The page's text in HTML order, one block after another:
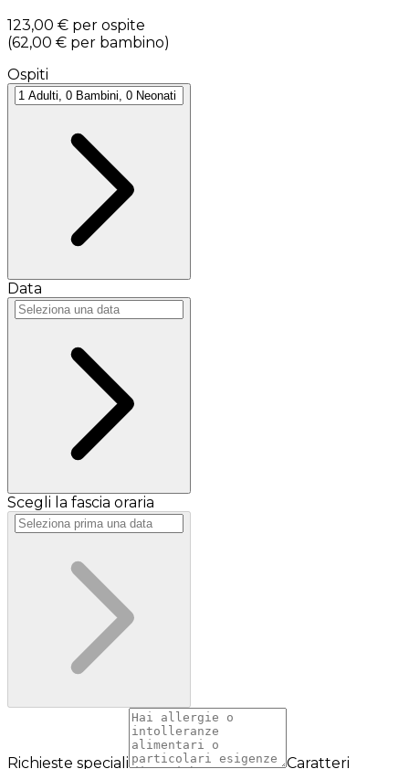
123,00 € per ospite
(62,00 € per bambino)
Ospiti
Data
Scegli la fascia oraria
Richieste speciali
Caratteri